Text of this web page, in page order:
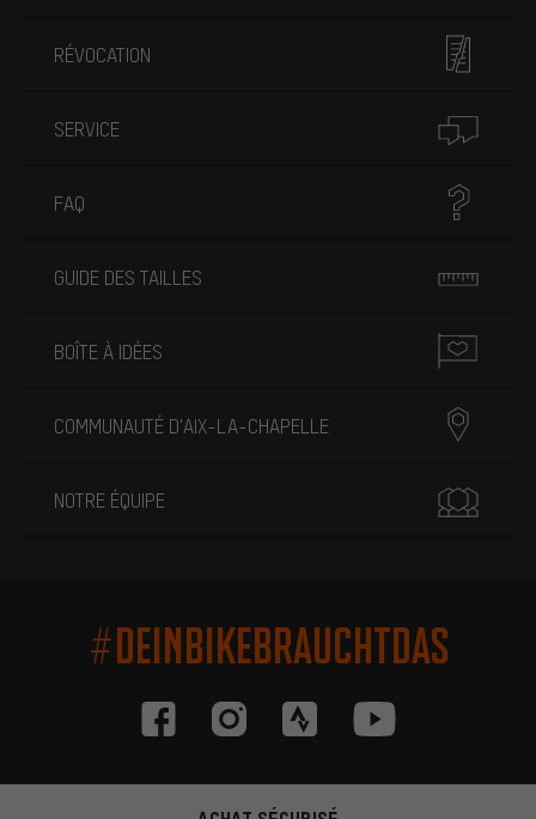
RÉVOCATION
SERVICE
FAQ
GUIDE DES TAILLES
BOÎTE À IDÉES
COMMUNAUTÉ D'AIX-LA-CHAPELLE
NOTRE ÉQUIPE
#DEINBIKEBRAUCHTDAS